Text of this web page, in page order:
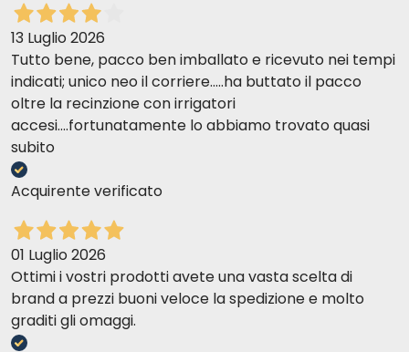
13 Luglio 2026
Tutto bene, pacco ben imballato e ricevuto nei tempi
indicati; unico neo il corriere.....ha buttato il pacco
oltre la recinzione con irrigatori
accesi....fortunatamente lo abbiamo trovato quasi
subito
Acquirente verificato
01 Luglio 2026
Ottimi i vostri prodotti avete una vasta scelta di
brand a prezzi buoni veloce la spedizione e molto
graditi gli omaggi.